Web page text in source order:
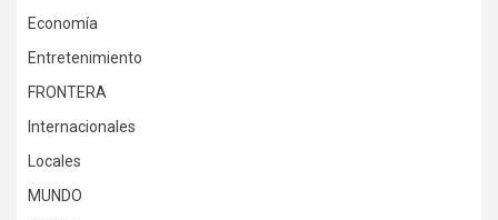
Economía
Entretenimiento
FRONTERA
Internacionales
Locales
MUNDO